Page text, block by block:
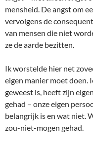
mensheid. De angst om
vervolgens de
van mensen die niet
ze de aarde bezitten.
Ik worstelde hier net
eigen manier moet doen.
geweest is, heeft zijn
gehad – onze eigen
belangrijk is en wat niet.
zou-niet-mogen gehad.